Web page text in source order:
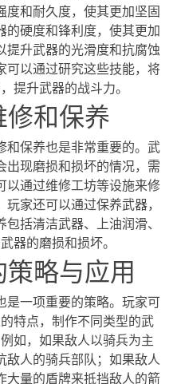
度和耐久度，使其更加坚固
的硬度和锋利度，使其更加
提升武器的光滑度和抗腐蚀
可以通过研究这些技能，将
提升武器的战斗力。
修和保养
和保养也是非常重要的。武
出现磨损和损坏的情况，需
以通过维修工坊等设施来修
家还可以通过保养武器，
括清洁武器、上油润滑、
器的磨损和损坏。
略与应用
是一项重要的策略。玩家可
特点，制作不同类型的武
如，如果敌人以骑兵为主
敌人的骑兵部队；如果敌人
大量的盾牌来抵挡敌人的箭